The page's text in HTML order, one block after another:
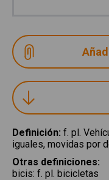
Definición: f. pl.
iguales, movidas por
Otras definiciones:
bicis: f. pl. bicicletas